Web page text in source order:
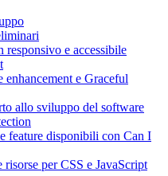
responsivo e accessibile
enhancement e Graceful
allo sviluppo del software
feature disponibili con Can I
risorse per CSS e JavaScript